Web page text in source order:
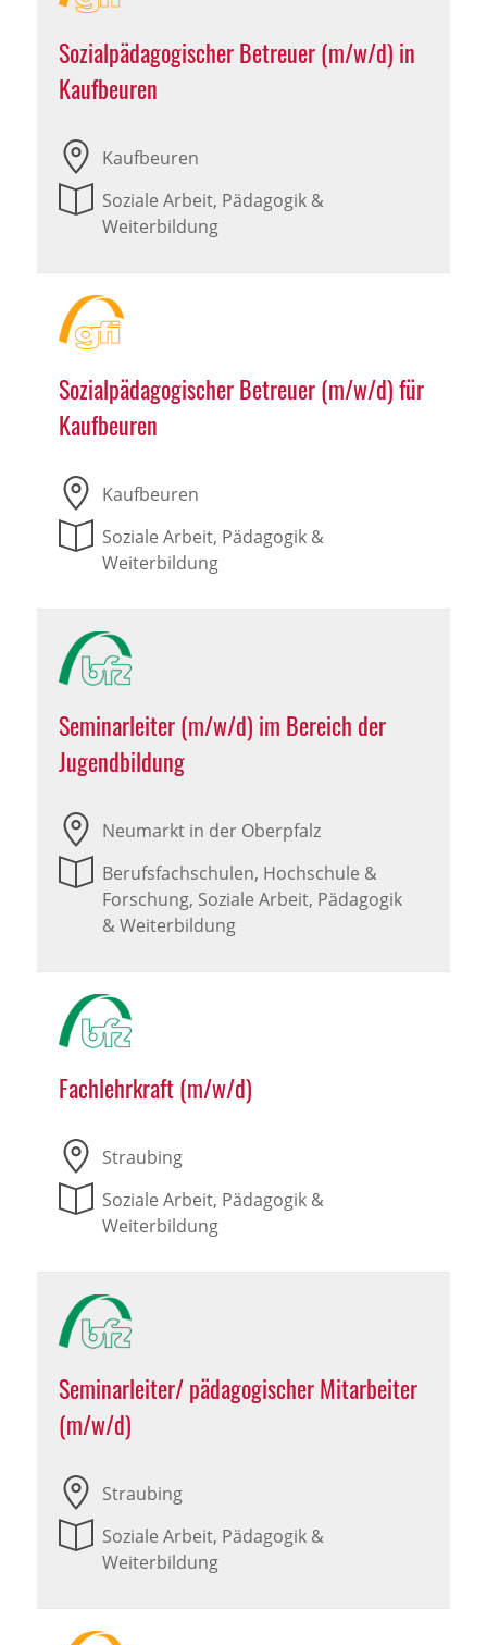
Sozialpädagogischer Betreuer (m/w/d) in
Kaufbeuren
Kaufbeuren
Soziale Arbeit, Pädagogik &
Weiterbildung
Sozialpädagogischer Betreuer (m/w/d) für
Kaufbeuren
Kaufbeuren
Soziale Arbeit, Pädagogik &
Weiterbildung
Seminarleiter (m/w/d) im Bereich der
Jugendbildung
Neumarkt in der Oberpfalz
Berufsfachschulen, Hochschule &
Forschung, Soziale Arbeit, Pädagogik
& Weiterbildung
Fachlehrkraft (m/w/d)
Straubing
Soziale Arbeit, Pädagogik &
Weiterbildung
Seminarleiter/ pädagogischer Mitarbeiter
(m/w/d)
Straubing
Soziale Arbeit, Pädagogik &
Weiterbildung